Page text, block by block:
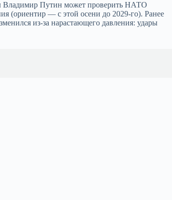
Владимир Путин может проверить НАТО
(ориентир — с этой осени до 2029‑го). Ранее
из‑за нарастающего давления: удары